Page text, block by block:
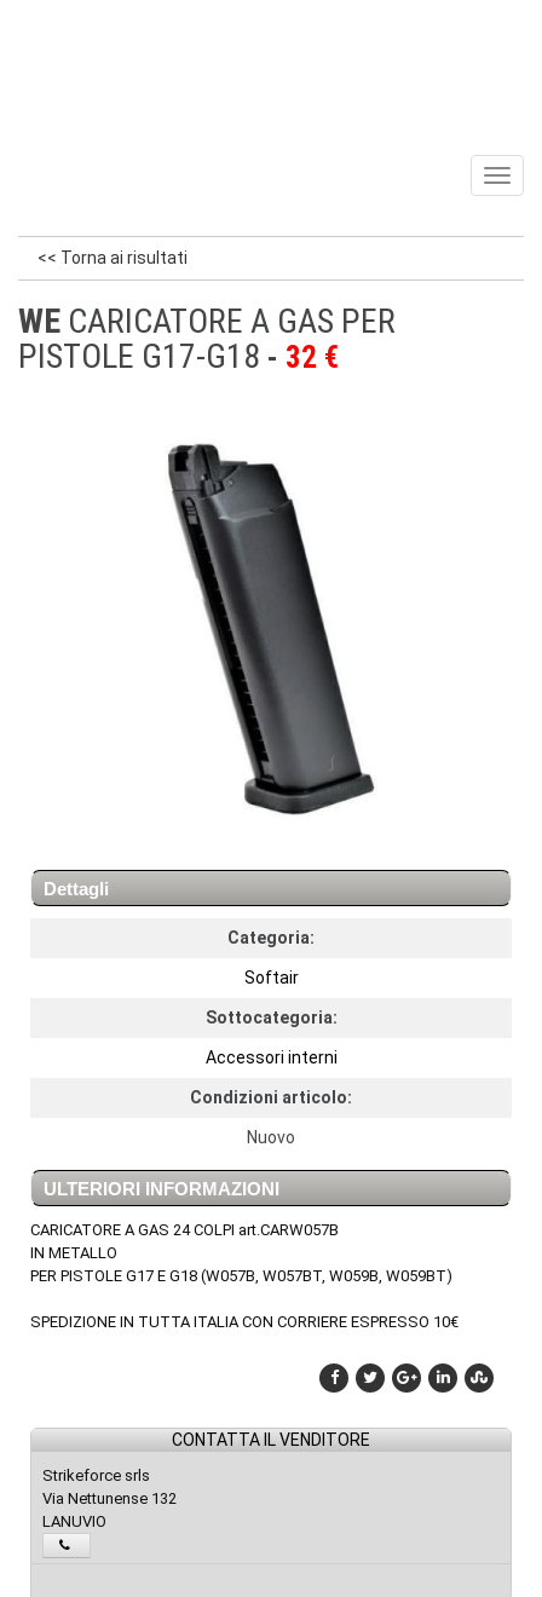
<< Torna ai risultati
WE CARICATORE A GAS PER
PISTOLE G17-G18
32 €
Dettagli
Categoria:
Softair
Sottocategoria:
Accessori interni
Condizioni articolo:
Nuovo
ULTERIORI INFORMAZIONI
CARICATORE A GAS 24 COLPI art.CARW057B
IN METALLO
PER PISTOLE G17 E G18 (W057B, W057BT, W059B, W059BT)
SPEDIZIONE IN TUTTA ITALIA CON CORRIERE ESPRESSO 10€
CONTATTA IL VENDITORE
Strikeforce srls
Via Nettunense 132
LANUVIO